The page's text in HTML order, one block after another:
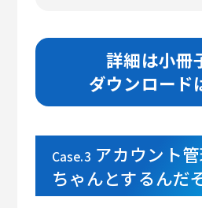
詳細は小冊
ダウンロード
Case.3 アカウント
ちゃんとするんだ